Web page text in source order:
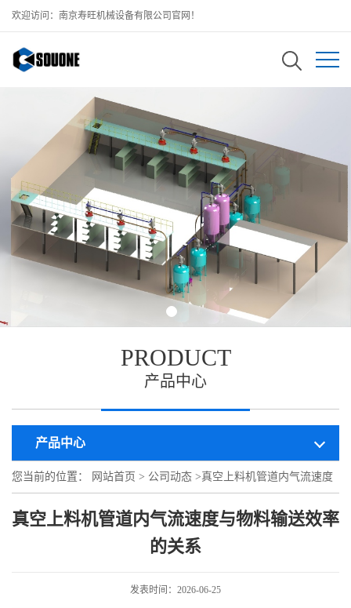
欢迎访问：南京寿旺机械设备有限公司官网！
PRODUCT
产品中心
产品中心
您当前的位置： 网站首页 > 公司动态 >真空上料机管道内气流速度
与物料输送效率的关系
真空上料机管道内气流速度与物料输送效率
的关系
发表时间：2026-06-25